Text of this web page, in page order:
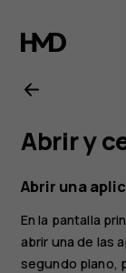
del
de
Abrir y
Abrir una
En la pantalla
abrir una de las
segundo plano,